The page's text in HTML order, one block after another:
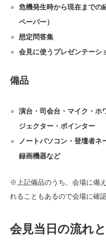
危機発生時から現在までの
ペーパー）
想定問答集
会見に使うプレゼンテーシ
備品
演台・司会台・マイク・ホ
ジェクター・ポインター
ノートパソコン・登壇者ネ
録画機器など
※上記備品のうち、会場に備
れることもあるので会場に確
会見当日の流れ